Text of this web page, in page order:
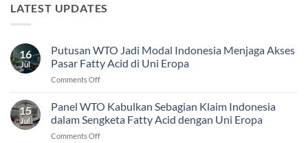
LATEST UPDATES
16
Jul
Putusan WTO Jadi Modal Indonesia Menjaga Akses
Pasar Fatty Acid di Uni Eropa
Comments Offon
WTO
Modal
Indonesia
15
Jul
Panel WTO Kabulkan Sebagian Klaim Indonesia
dalam Sengketa Fatty Acid dengan Uni Eropa
Comments Offon